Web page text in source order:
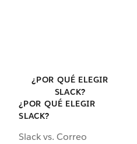
¿POR QUÉ ELEGIR
SLACK?
¿POR QUÉ ELEGIR
SLACK?
Slack vs. Correo